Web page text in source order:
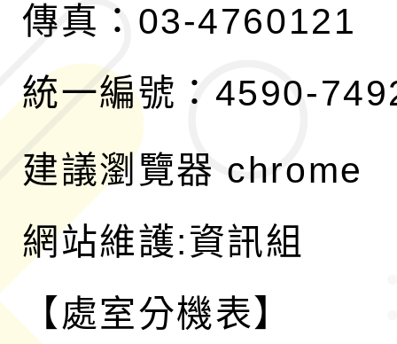
傳真：03-4760121
統一編號：4590-
建議瀏覽器 chrome
網站維護:資訊組
【處室分機表】